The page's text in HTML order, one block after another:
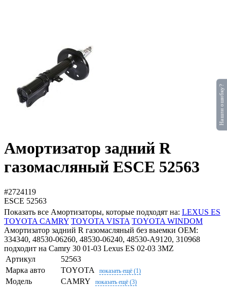
Амортизатор задний R
газомасляный ESCE 52563
#2724119
ESCE 52563
Показать все Амортизаторы, которые подходят на: LEXUS ES
TOYOTA CAMRY TOYOTA VISTA TOYOTA WINDOM
Амортизатор задний R газомасляный без выемки OEM:
334340, 48530-06260, 48530-06240, 48530-A9120, 310968
подходит на Camry 30 01-03 Lexus ES 02-03 3MZ
Артикул
52563
Марка авто
TOYOTA показать ещё (1)
Модель CAMRY показать ещё (3)
Нашли ошибку?